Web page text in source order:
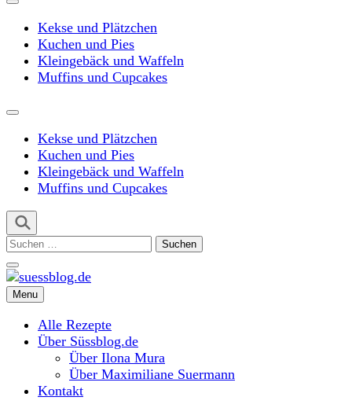
Kekse und Plätzchen
Kuchen und Pies
Kleingebäck und Waffeln
Muffins und Cupcakes
Kekse und Plätzchen
Kuchen und Pies
Kleingebäck und Waffeln
Muffins und Cupcakes
Suchen
suessblog.de
Menu
Alle Rezepte
Über Süssblog.de
Über Ilona Mura
Über Maximiliane Suermann
Kontakt